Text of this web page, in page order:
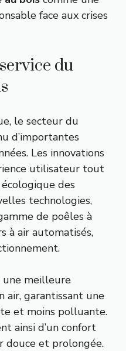
face aux crises
du
le secteur du
d’importantes
Les innovations
utilisateur tout
des
technologies,
de poêles à
à air automatisés,
meilleure
air, garantissant une
et moins polluante.
ainsi d’un confort
douce et prolongée.